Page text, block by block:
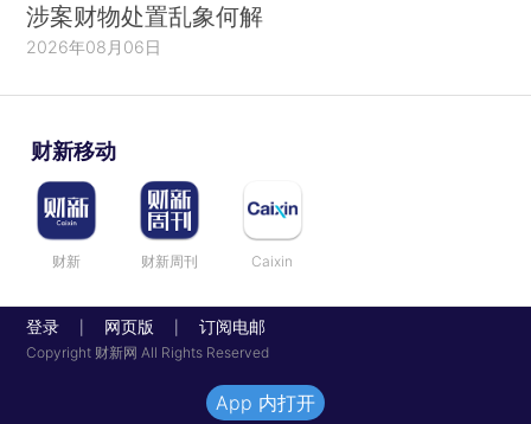
涉案财物处置乱象何解
2026年08月06日
财新移动
财新 财新周刊 Caixin
登录 网页版 订阅电邮
Copyright 财新网 All Rights Reserved
App 内打开